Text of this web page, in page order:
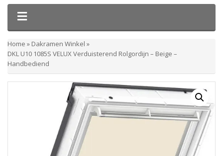
Home » Dakramen Winkel »
DKL U10 1085S VELUX Verduisterend Rolgordijn – Beige –
Handbediend